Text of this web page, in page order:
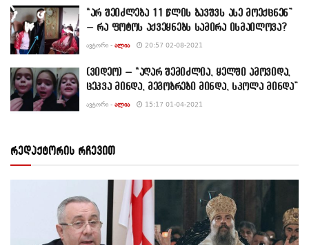
“არ შეიძლება 11 წლის ბავშვს ასე მოექცნენ”
– რა ფოტოს აქვეყნებს სამირა ისმაილოვა?
ᲐᲕᲢᲝᲠᲘ - ᲐᲚᲘᲐ 20:57 02-08-2021
(ვიდეო) – “აღარ შემიძლია, ყელში ამოვიდა,
ცეკვა მინდა, მეგობრები მინდა, სკოლა მინდა”
ᲐᲕᲢᲝᲠᲘ - ᲐᲚᲘᲐ 15:17 01-04-2021
რედაქტორის რჩევით